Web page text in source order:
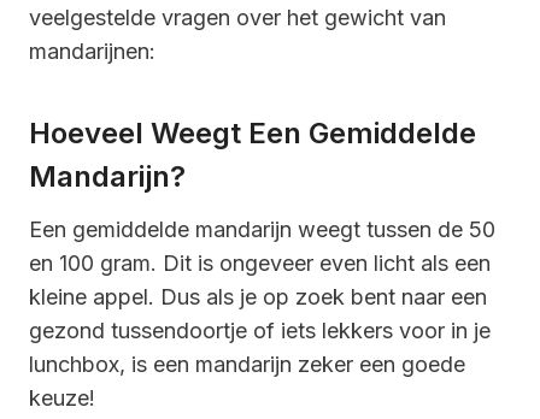
veelgestelde vragen over het gewicht van
mandarijnen:
Hoeveel Weegt Een Gemiddelde
Mandarijn?
Een gemiddelde mandarijn weegt tussen de 50
en 100 gram. Dit is ongeveer even licht als een
kleine appel. Dus als je op zoek bent naar een
gezond tussendoortje of iets lekkers voor in je
lunchbox, is een mandarijn zeker een goede
keuze!